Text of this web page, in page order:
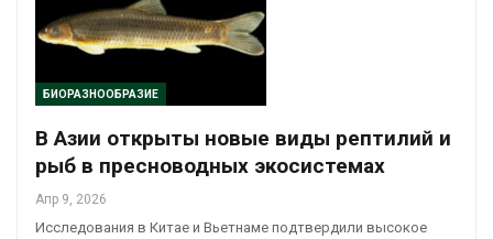
БИОРАЗНООБРАЗИЕ
В Азии открыты новые виды рептилий и
рыб в пресноводных экосистемах
Апр 9, 2026
Исследования в Китае и Вьетнаме подтвердили высокое